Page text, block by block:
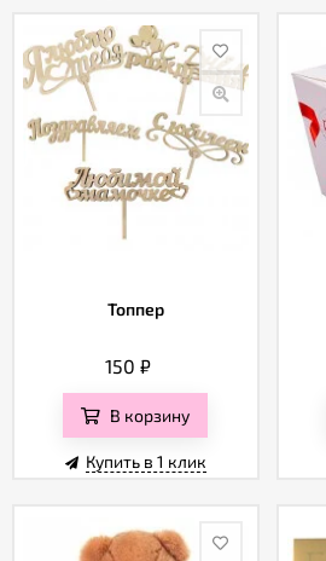
Топпер
150₽
В корзину
Купить в 1 клик